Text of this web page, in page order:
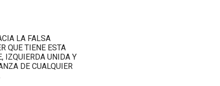
LA FALSA
QUE TIENE ESTA
IZQUIERDA UNIDA Y
DE CUALQUIER